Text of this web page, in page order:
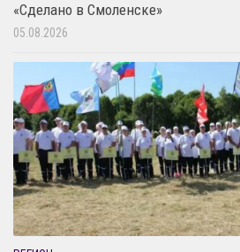
«Сделано в Смоленске»
05.08.2026